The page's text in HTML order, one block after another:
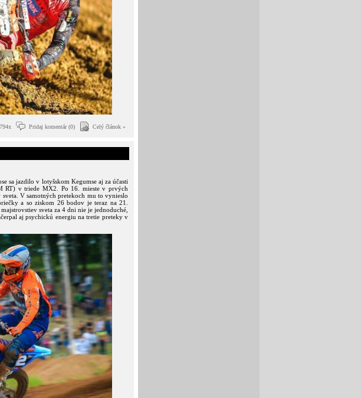
Celý článok »
Pridaj komentár (0)
sa jazdilo v lotyšskom Kegumse aj za účasti
RT) v triede MX2. Po 16. mieste v prvých
V samotných pretekoch mu to vynieslo
a so ziskom 26 bodov je teraz na 21.
sveta za 4 dni nie je jednoduché,
aj psychickú energiu na tretie preteky v